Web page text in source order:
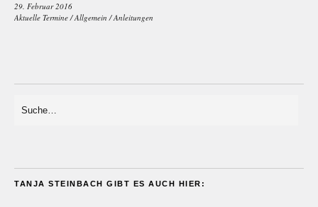
29. Februar 2016
Aktuelle Termine/Allgemein /Anleitungen
TANJA STEINBACH GIBT ES AUCH HIER: